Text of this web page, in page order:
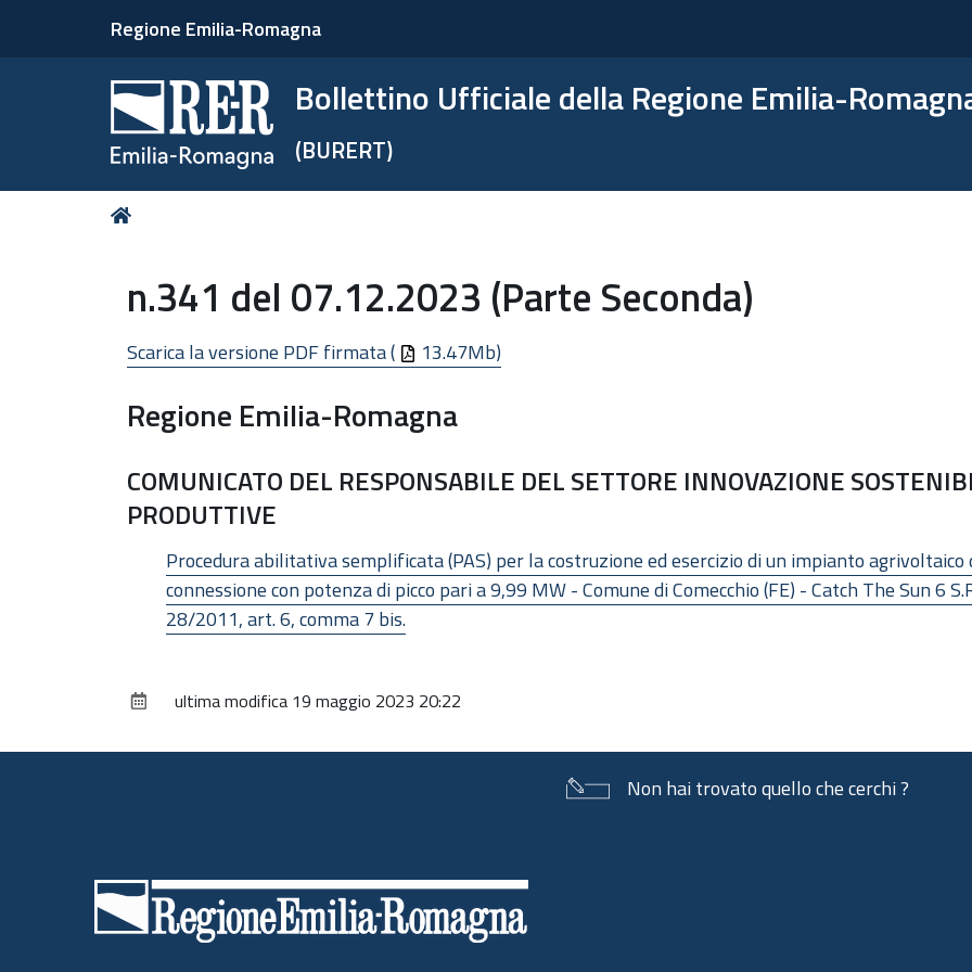
Regione Emilia-Romagna
Bollettino Ufficiale della Regione Emilia-
(BURERT)
Tu
n.341 del 07.12.2023 (Parte Seconda)
Scarica la versione PDF firmata ( 13.47Mb)
Regione Emilia-Romagna
COMUNICATO DEL RESPONSABILE DEL SETTORE INNOVAZIONE
PRODUTTIVE
Procedura abilitativa semplificata (PAS) per la costruzione ed esercizio di un impianto
connessione con potenza di picco pari a 9,99 MW - Comune di Comecchio (FE) - Catch The Sun 6
28/2011, art. 6, comma 7 bis.
ultima modifica 19 maggio 2023 20:22
Non hai trovato quello che cerchi ?